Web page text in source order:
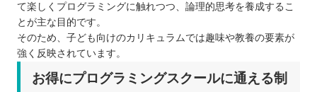
て楽しくプログラミングに触れつつ、論理的思考を養成するこ
とが主な目的です。
そのため、子ども向けのカリキュラムでは趣味や教養の要素が
強く反映されています。
お得にプログラミングスクールに通える制